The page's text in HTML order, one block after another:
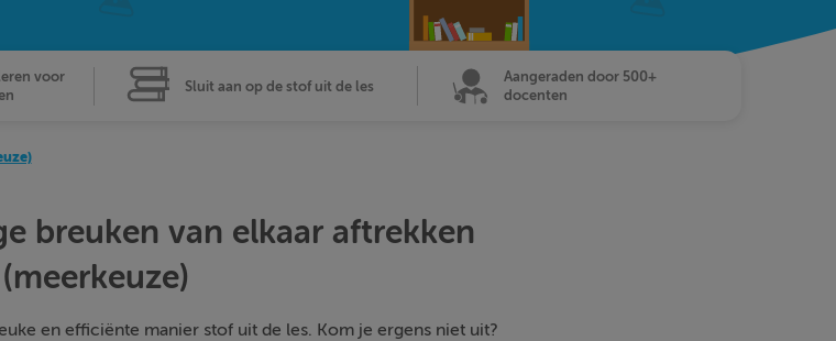
voor
Sluit aan op de stof uit de les
Aangeraden door 500+
docenten
breuken van elkaar aftrekken
(meerkeuze)
en efficiënte manier stof uit de les. Kom je ergens niet uit?